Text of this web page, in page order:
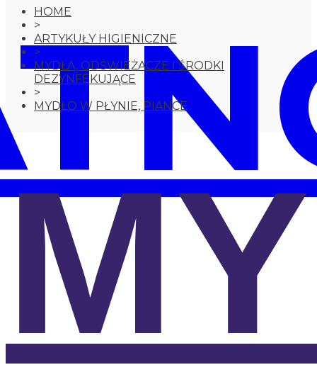
HOME
>
ARTYKUŁY HIGIENICZNE
>
MYDŁA, ODŚWIEŻACZE I ŚRODKI
DEZYNFEKUJĄCE
>
MYDŁO W PŁYNIE, PIANCE